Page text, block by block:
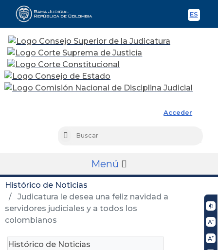
ES
Acceder
Buscar
Menú
Histórico de Noticias
Judicatura le desea una feliz navidad a
servidores judiciales y a todos los
colombianos
Histórico de Noticias